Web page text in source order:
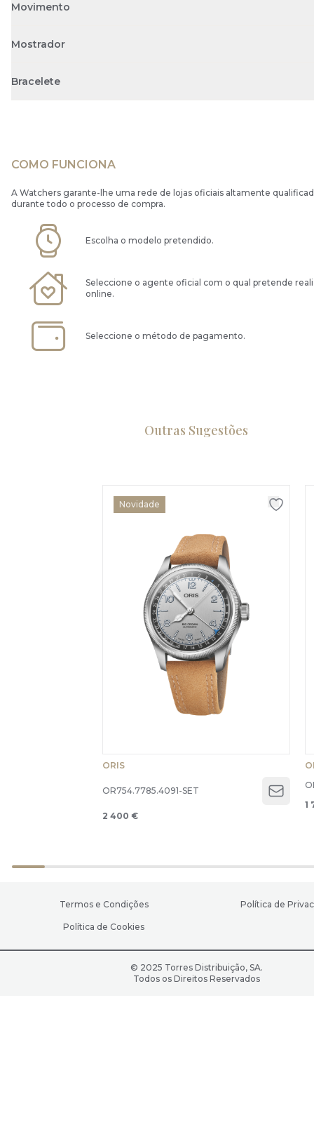
Movimento
Mostrador
Bracelete
COMO FUNCIONA
A Watchers garante-lhe uma rede de lojas oficiais altamente
durante todo o processo de compra.
Escolha o modelo pretendido.
Seleccione o agente oficial com o qual pretende
online.
Seleccione o método de pagamento.
Outras Sugestões
Novidade
ORIS
OR754.7785.4091-SET
Open
2 400 €
1
Termos e Condições Política de
Política de Cookies
© 2025 Torres Distribuição, SA.
Todos os Direitos Reservados